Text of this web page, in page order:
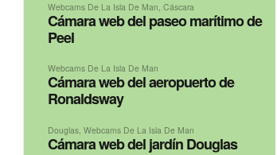
Webcams De La Isla De Man,Cáscara
Cámara web del paseo marítimo de
Peel
Webcams De La Isla De Man
Cámara web del aeropuerto de
Ronaldsway
Douglas ,Webcams De La Isla De Man
Cámara web del jardín Douglas